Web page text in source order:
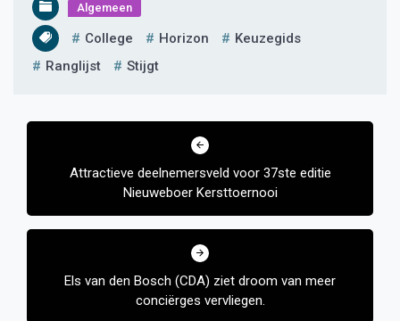
Algemeen
College Horizon
Keuzegids
Ranglijst
Stijgt
Bericht
Attractieve deelnemersveld voor 37ste editie
Nieuweboer Kersttoernooi
Els van den Bosch (CDA) ziet droom van meer
conciërges vervliegen.